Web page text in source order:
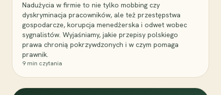
Nadużycia w firmie to nie tylko mobbing czy
dyskryminacja pracowników, ale też przestępstwa
gospodarcze, korupcja menedżerska i odwet wobec
sygnalistów. Wyjaśniamy, jakie przepisy polskiego
prawa chronią pokrzywdzonych i w czym pomaga
prawnik.
9 min czytania